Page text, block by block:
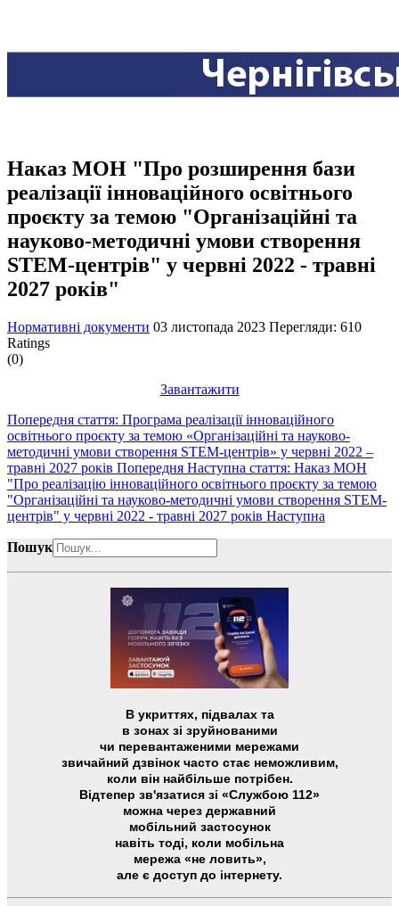
Наказ МОН "Про розширення бази
реалізації інноваційного освітнього
проєкту за темою "Організаційні та
науково-методичні умови створення
STEM-центрів" у червні 2022 - травні
2027 років"
Нормативні документи 03 листопада 2023 Перегляди: 610
Ratings
(0)
Завантажити
Попередня стаття: Програма реалізації інноваційного
освітнього проєкту за темою «Організаційні та науково-
методичні умови створення STEM-центрів» у червні 2022 –
травні 2027 років Попередня Наступна стаття: Наказ МОН
"Про реалізацію інноваційного освітнього проєкту за темою
"Організаційні та науково-методичні умови створення STEM-
центрів" у червні 2022 - травні 2027 років Наступна
Пошук
В укриттях, підвалах та
в зонах зі зруйнованими
чи перевантаженими мережами
звичайний дзвінок часто стає неможливим,
коли він найбільше потрібен.
Відтепер зв'язатися зі «Службою 112»
можна через державний
мобільний застосунок
навіть тоді, коли мобільна
мережа «не ловить»,
але є доступ до інтернету.